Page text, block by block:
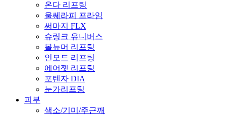
온다 리프팅
울쎄라피 프라임
써마지 FLX
슈링크 유니버스
볼뉴머 리프팅
인모드 리프팅
에어젯 리프팅
포텐자 DIA
눈가리프팅
피부
색소/기미/주근깨